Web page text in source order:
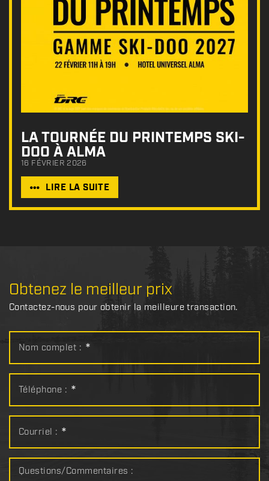
LA TOURNÉE DU PRINTEMPS SKI-
DOO À ALMA
16 FÉVRIER 2026
LIRE LA SUITE
Obtenez le meilleur prix
Contactez-nous pour obtenir la meilleure transaction.
Nom complet : *
Téléphone : *
Courriel : *
Questions/Commentaires :